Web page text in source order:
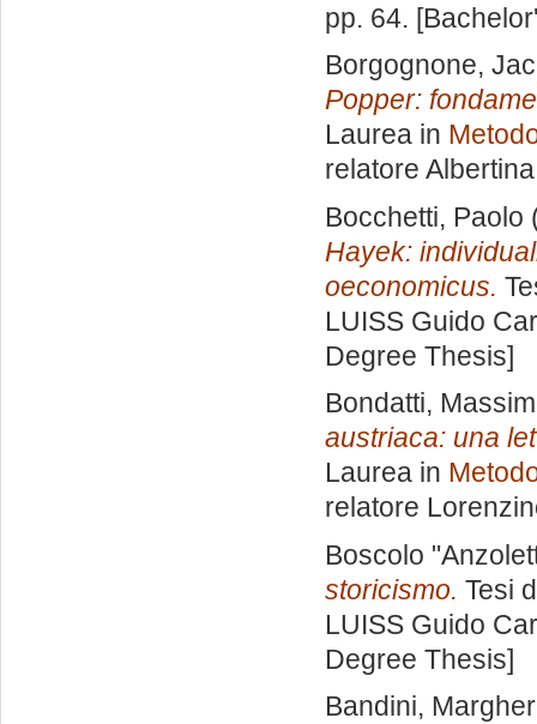
pp. 64.
Borgognone,
Popper:
Laurea in
relatore
Bocchetti, Paolo
Hayek:
oeconomicus.
LUISS Guido
Degree Thesis]
Bondatti,
austriaca: una
Laurea in
relatore
Boscolo
storicismo. Tesi
LUISS Guido
Degree Thesis]
Bandini,